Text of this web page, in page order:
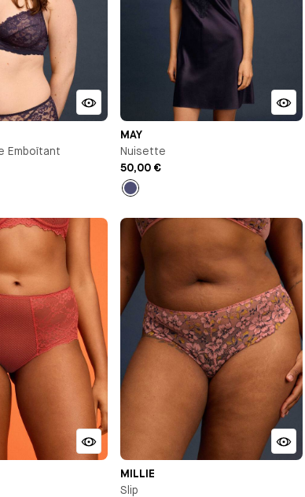
Emboîtant
MAY
Nuisette
50,00 €
Bleu
MILLIE
Slip